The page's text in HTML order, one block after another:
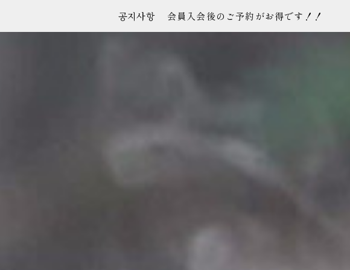
공지사항 会員入会後のご予約がお得です！！